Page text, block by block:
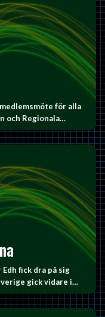
för alla
och Regionala…
fick dra på sig
gick vidare i…